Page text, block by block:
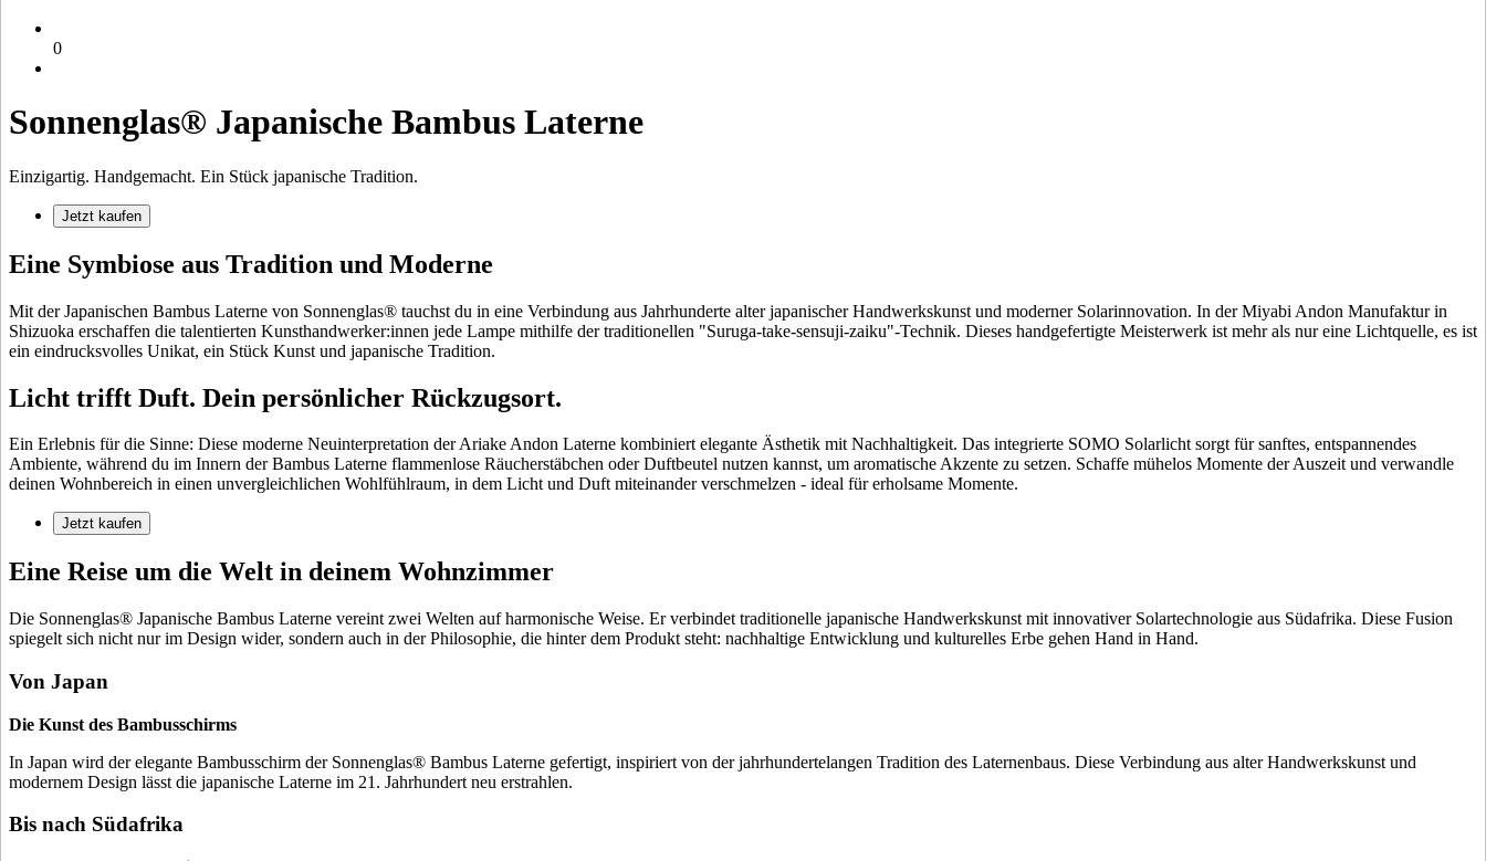
0
Sonnenglas® Japanische Bambus Laterne
Einzigartig. Handgemacht. Ein Stück japanische Tradition.
Jetzt kaufen
Eine Symbiose aus Tradition und Moderne
Mit der Japanischen Bambus Laterne von Sonnenglas® tauchst du in eine Verbindung aus Jahrhunderte alter japanischer Handwerkskunst und moderner Solarinnovation. In der Miyabi Andon Manufaktur in
Shizuoka erschaffen die talentierten Kunsthandwerker:innen jede Lampe mithilfe der traditionellen "Suruga-take-sensuji-zaiku"-Technik. Dieses handgefertigte Meisterwerk ist mehr als nur eine Lichtquelle, es ist
ein eindrucksvolles Unikat, ein Stück Kunst und japanische Tradition.
Licht trifft Duft. Dein persönlicher Rückzugsort.
Ein Erlebnis für die Sinne: Diese moderne Neuinterpretation der Ariake Andon Laterne kombiniert elegante Ästhetik mit Nachhaltigkeit. Das integrierte SOMO Solarlicht sorgt für sanftes, entspannendes
Ambiente, während du im Innern der Bambus Laterne flammenlose Räucherstäbchen oder Duftbeutel nutzen kannst, um aromatische Akzente zu setzen. Schaffe mühelos Momente der Auszeit und verwandle
deinen Wohnbereich in einen unvergleichlichen Wohlfühlraum, in dem Licht und Duft miteinander verschmelzen - ideal für erholsame Momente.
Jetzt kaufen
Eine Reise um die Welt in deinem Wohnzimmer
Die Sonnenglas® Japanische Bambus Laterne vereint zwei Welten auf harmonische Weise. Er verbindet traditionelle japanische Handwerkskunst mit innovativer Solartechnologie aus Südafrika. Diese Fusion
spiegelt sich nicht nur im Design wider, sondern auch in der Philosophie, die hinter dem Produkt steht: nachhaltige Entwicklung und kulturelles Erbe gehen Hand in Hand.
Von Japan
Die Kunst des Bambusschirms
In Japan wird der elegante Bambusschirm der Sonnenglas® Bambus Laterne gefertigt, inspiriert von der jahrhundertelangen Tradition des Laternenbaus. Diese Verbindung aus alter Handwerkskunst und
modernem Design lässt die japanische Laterne im 21. Jahrhundert neu erstrahlen.
Bis nach Südafrika